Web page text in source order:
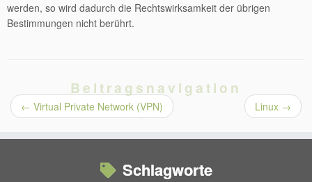
werden, so wird dadurch die Rechtswirksamkeit der übrigen
Bestimmungen nicht berührt.
Beitragsnavigation
← Virtual Private Network (VPN) Linux →
Schlagworte